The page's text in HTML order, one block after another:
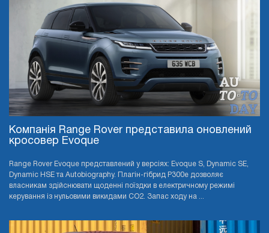
Компанія Range Rover представила оновлений
кросовер Evoque
Range Rover Evoque представлений у версіях: Evoque S, Dynamic SE,
Dynamic HSE та Autobiography. Плагін-гібрид P300e дозволяє
власникам здійснювати щоденні поїздки в електричному режимі
керування із нульовими викидами CO2. Запас ходу на ...